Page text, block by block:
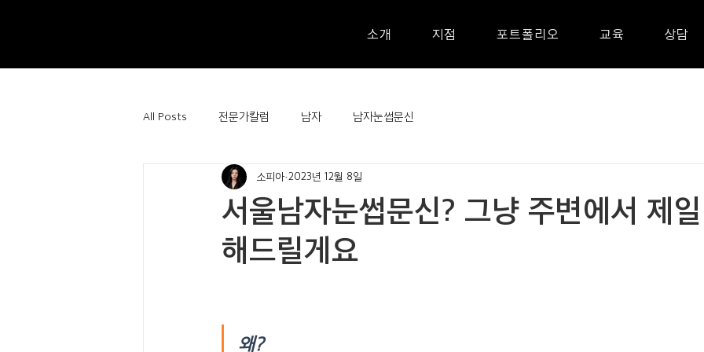
소개 지점 포트폴리오 교육 상담
All Posts 전문가칼럼 남자 남자눈썹문신
서울남자눈썹문신? 그냥 주변에서 제
해드릴게요
소피아 2023년 12월 8일
왜?